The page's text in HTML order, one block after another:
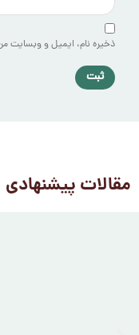
ذخیره نام، ایمیل و وبسایت
مقالات پیشنهادی